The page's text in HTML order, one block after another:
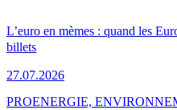
L’euro en mèmes : quand les
billets
27.07.2026
PROENERGIE,